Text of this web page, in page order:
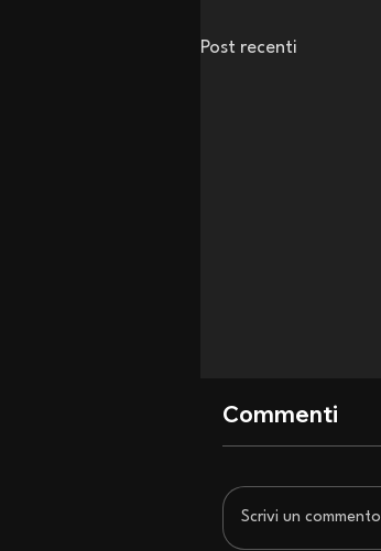
Post recenti
Commenti
Scrivi un commento